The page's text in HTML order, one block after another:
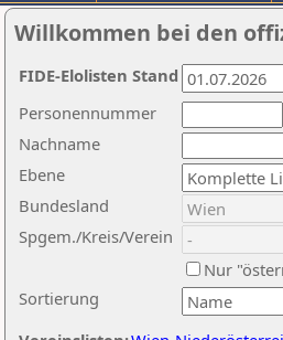
Willkommen bei den
Nachname
Ebene
Sortierung
Personennummer
Bundesland
Spgem./Kreis/Verein
Nur
FIDE-Elolisten Stand